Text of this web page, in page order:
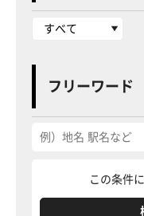
フリーワード
この条件に